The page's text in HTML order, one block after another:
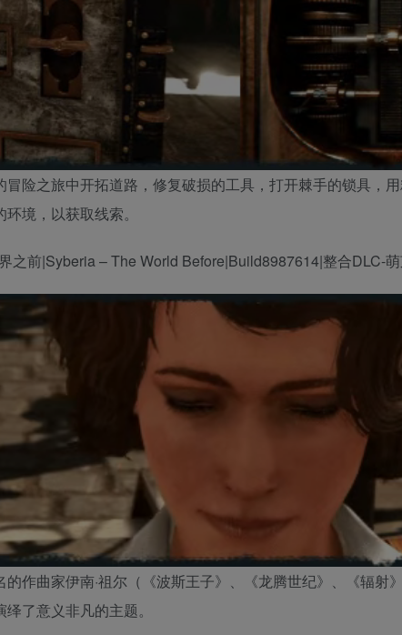
险之旅中开拓道路，修复破损的工具，打开棘手的锁具，
境，以获取线索。
的作曲家伊南·祖尔（《波斯王子》、《龙腾世纪》、《辐
了意义非凡的主题。